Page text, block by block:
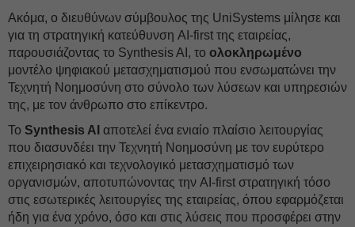
Ακόμα, ο διευθύνων σύμβουλος της UniSystems μίλησε και
για τη στρατηγική κατεύθυνση AI‑first της εταιρείας,
παρουσιάζοντας το Synthesis AI, το ολοκληρωμένο
μοντέλο ψηφιακού μετασχηματισμού που ενσωματώνει την
Τεχνητή Νοημοσύνη στο σύνολο των λύσεων και υπηρεσιών
της, με τον άνθρωπο στο επίκεντρο.
Το Synthesis AI αποτελεί ένα ενιαίο πλαίσιο λειτουργίας
που διασυνδέει την Τεχνητή Νοημοσύνη με τον ευρύτερο
επιχειρησιακό και τεχνολογικό μετασχηματισμό των
οργανισμών, αποτυπώνοντας την AI‑first στρατηγική τόσο
στις εσωτερικές λειτουργίες της εταιρείας, όπου εφαρμόζεται
ήδη για ένα χρόνο, όσο και στις λύσεις που προσφέρει στην